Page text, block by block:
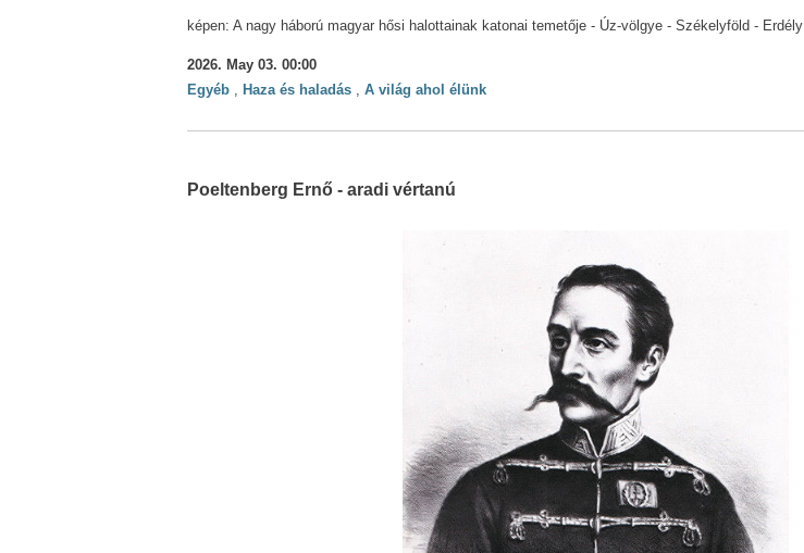
képen: A nagy háború magyar hősi halottainak katonai temetője - Úz-völgye - Székelyföld - Erdély
2026. May 03. 00:00
Egyéb , Haza és haladás , A világ ahol élünk
Poeltenberg Ernő - aradi vértanú